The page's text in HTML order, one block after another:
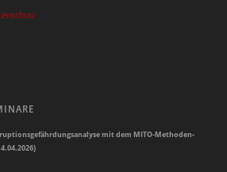
mit dem MITO-Methoden-